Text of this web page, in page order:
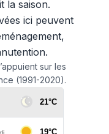
la saison.
ici peuvent
sur les
(1991-2020).